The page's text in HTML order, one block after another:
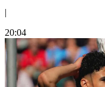
|
20:04